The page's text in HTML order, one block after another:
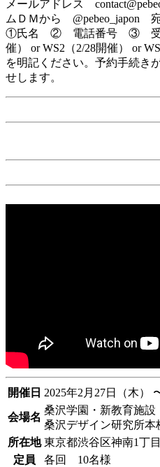
メールアドレス
ムＤＭから @pebeo_japon
①氏名 ② 電話番号 ③ 受講
催） or WS2（2/28開催） or
を明記ください。予約手続き
せします。
開催日 2025年2月27日（木）
会場名
桑沢学園・新教育施
桑沢デザイン研究所本
所在地 東京都渋谷区神南1丁
定員
各回 10名様